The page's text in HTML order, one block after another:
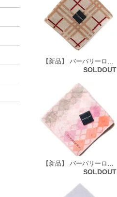
【新品】 バーバリーロンドン BURBERRY LONDON タオルハンカチ 51156
SOLDOUT
【新品】 バーバリーロンドン BURBERRY LONDON タオルハンカチ （アーガイル柄） 68849
SOLDOUT